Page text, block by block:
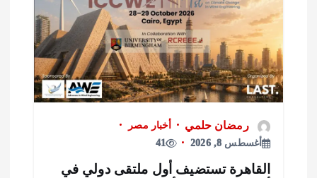
رمضان حلمي
أخبار مصر
أغسطس 8, 2026
41
تستضيف أول ملتقى دولي في